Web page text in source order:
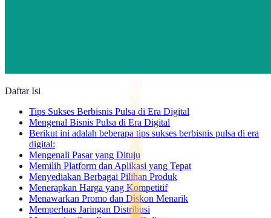
Daftar Isi
Tips Sukses Berbisnis Pulsa di Era Digital
Mengenal Bisnis Pulsa di Era Digital
Berikut ini adalah beberapa tips sukses berbisnis pulsa di era
digital:
Mengenali Pasar yang Dituju
Memilih Platform dan Aplikasi yang Tepat
Menyediakan Berbagai Pilihan Produk
Menerapkan Harga yang Kompetitif
Menawarkan Promo dan Diskon Menarik
Memperluas Jaringan Distribusi